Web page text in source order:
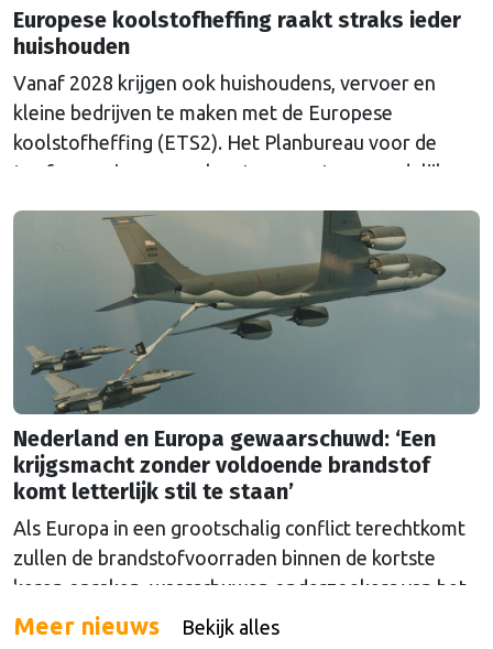
Europese koolstofheffing raakt straks ieder
huishouden
Vanaf 2028 krijgen ook huishoudens, vervoer en
kleine bedrijven te maken met de Europese
koolstofheffing (ETS2). Het Planbureau voor de
Leefomgeving waarschuwt voor extra maandelijkse
Nederland en Europa gewaarschuwd: ‘Een
krijgsmacht zonder voldoende brandstof
komt letterlijk stil te staan’
Als Europa in een grootschalig conflict terechtkomt
zullen de brandstofvoorraden binnen de kortste
keren opraken, waarschuwen onderzoekers van het
The Hague Centre for Strategic Studies. Vooral
Meer nieuws Bekijk alles